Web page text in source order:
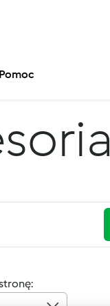
Pomoc